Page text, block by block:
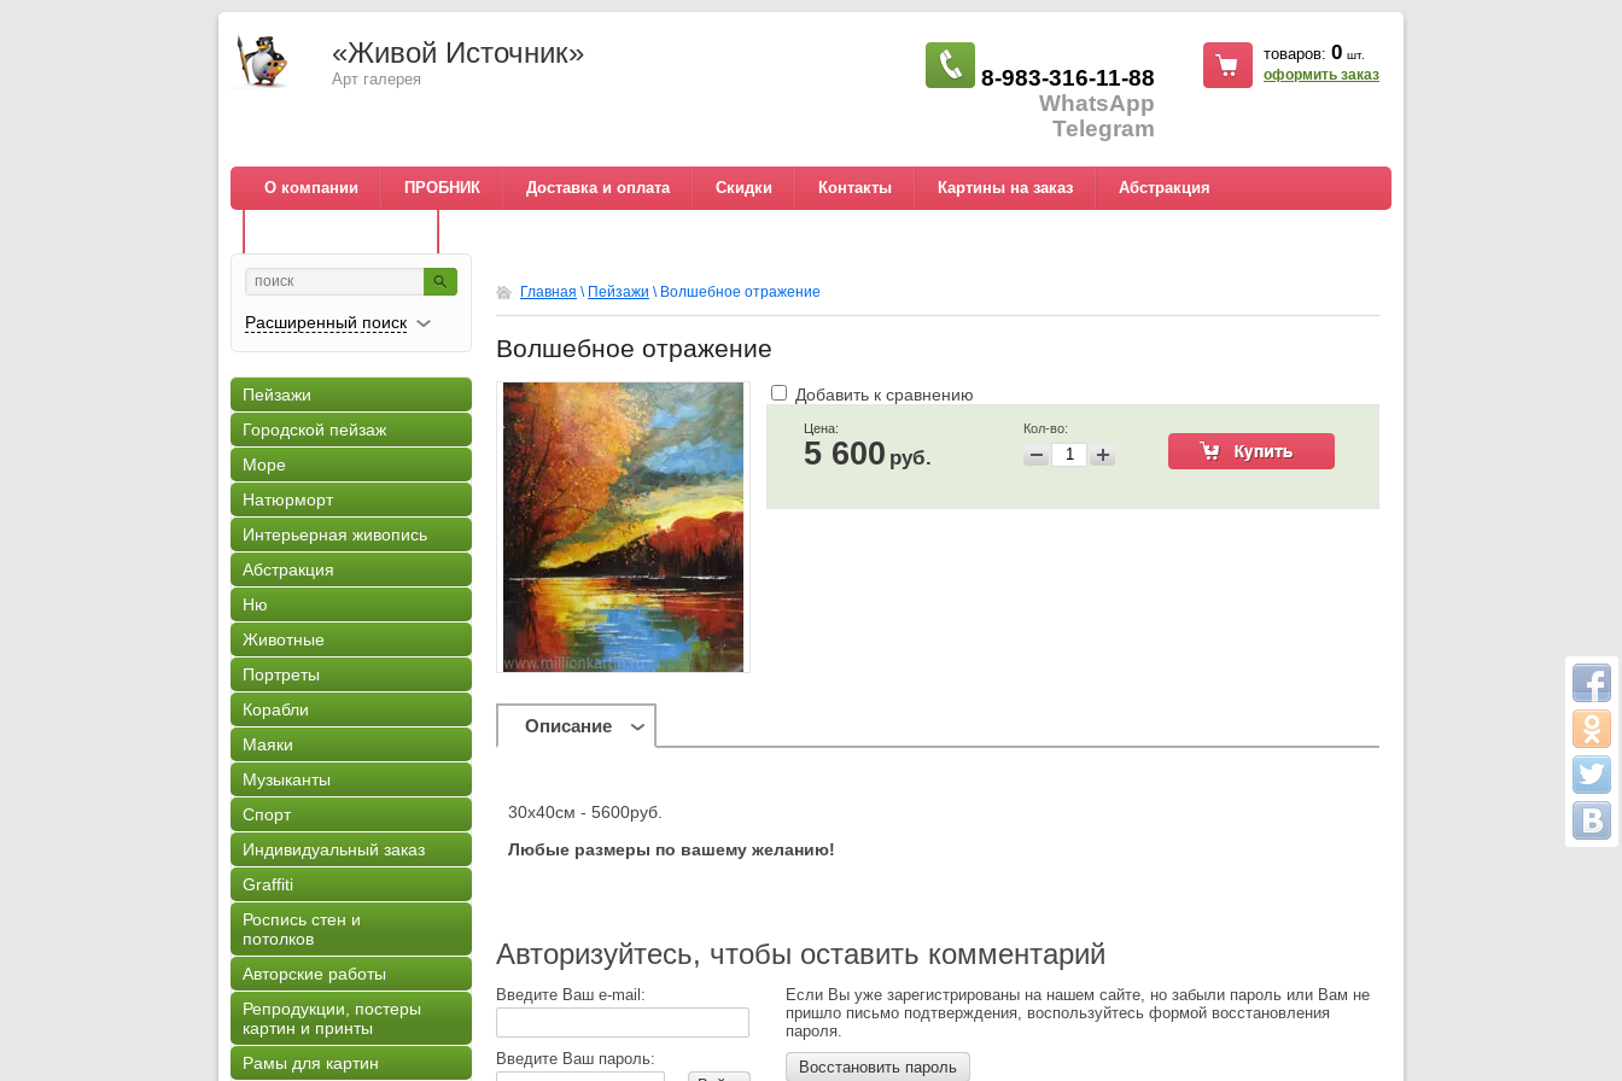
«Живой Источник»
Арт галерея
товаров: 0 шт.
оформить заказ
8-983-316-11-88
WhatsApp
Telegram
О компании ПРОБНИК Доставка и оплата Скидки Контакты Картины на заказ Абстракция
Расширенный поиск
Пейзажи
Городской пейзаж
Море
Натюрморт
Интерьерная живопись
Абстракция
Ню
Животные
Портреты
Корабли
Маяки
Музыканты
Спорт
Индивидуальный заказ
Graffiti
Роспись стен и
потолков
Авторские работы
Репродукции, постеры
картин и принты
Рамы для картин
Главная \ Пейзажи \ Волшебное отражение
Волшебное отражение
Добавить к сравнению
Цена:
5 600 руб.
Кол-во:
Описание
30х40см - 5600руб.
Любые размеры по вашему желанию!
Авторизуйтесь, чтобы оставить комментарий
Введите Ваш e-mail:
Введите Ваш пароль:
Если Вы уже зарегистрированы на нашем сайте, но забыли пароль или Вам не
пришло письмо подтверждения, воспользуйтесь формой восстановления
пароля.
Восстановить пароль